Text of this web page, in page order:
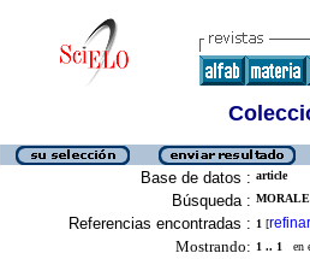
Base de datos : article
Búsqueda :
Referencias encontradas : 1 [refinar
Mostrando: 1 .. 1 en